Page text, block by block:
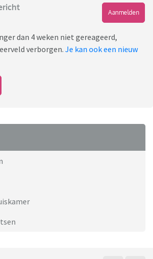
Aanmelden
dan 4 weken niet gereageerd,
verborgen. Je kan ook een nieuw